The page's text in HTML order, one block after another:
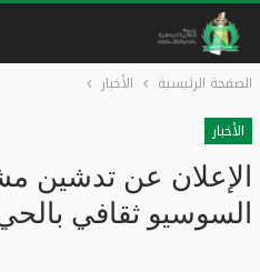
الصفحة الرئيسية
الأخبار
الأخبار
الإعلان عن تدشين
السوسيو ثقافي